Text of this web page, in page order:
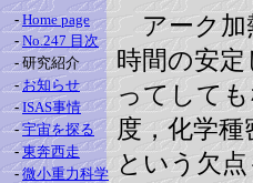
- Home page
- No.247 目次
-研究紹介
- お知らせ
- ISAS事情
- 宇宙を探る
- 東奔西走
- 微小重力科学
アーク加
時間の安
ってして
度，化学
という欠